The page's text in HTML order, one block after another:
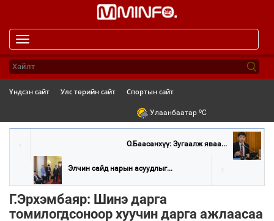
navigation
Үндсэн сайт Улс төрийн сайт Спортын сайт
Улаанбаатар oC
О.Баасанхүү: Зугаалж яваа...
Элчин сайд нарын асуудлыг...
Г.Эрхэмбаяр: Шинэ дарга
томилогдсоноор хуучин дарга ажлаасаа